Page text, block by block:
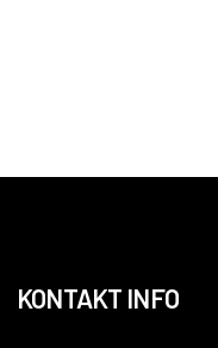
KONTAKT INFO